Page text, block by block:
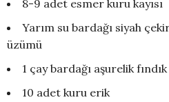
8-9 adet esmer kuru kayısı
Yarım su bardağı siyah
üzümü
1 çay bardağı aşurelik
10 adet kuru erik